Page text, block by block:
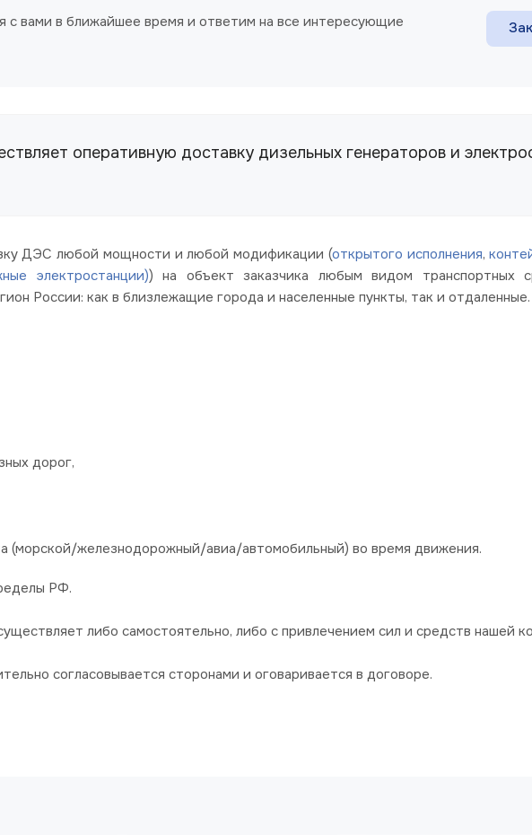
с вами в ближайшее время и ответим на все интересующие
оперативную доставку дизельных генераторов и
ДЭС любой мощности и любой модификации (открытого исполнения,
электростанции)) на объект заказчика любым видом транспортных
России: как в близлежащие города и населенные пункты, так и отдаленные.
дорог,
(морской/железнодорожный/авиа/автомобильный) во время движения.
РФ.
либо самостоятельно, либо с привлечением сил и средств нашей
согласовывается сторонами и оговаривается в договоре.